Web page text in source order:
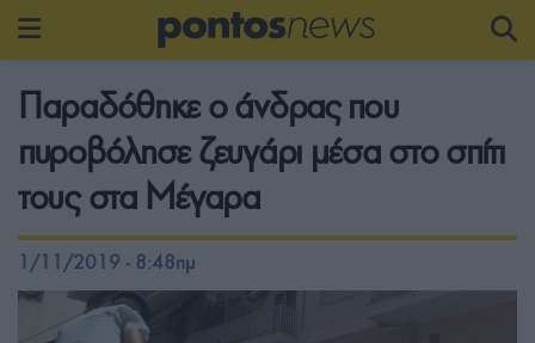
Παραδόθηκε ο άνδρας που
πυροβόλησε ζευγάρι μέσα στο σπίτι
τους στα Μέγαρα
1/11/2019 - 8:48πμ